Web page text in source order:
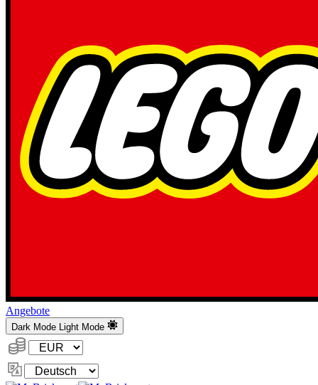
Angebote
Dark Mode Light Mode
Währung:
Sprache
ändern